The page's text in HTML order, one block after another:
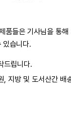
품들은 기사님을 통
있습니다.
드립니다.
지방 및 도서산간 배